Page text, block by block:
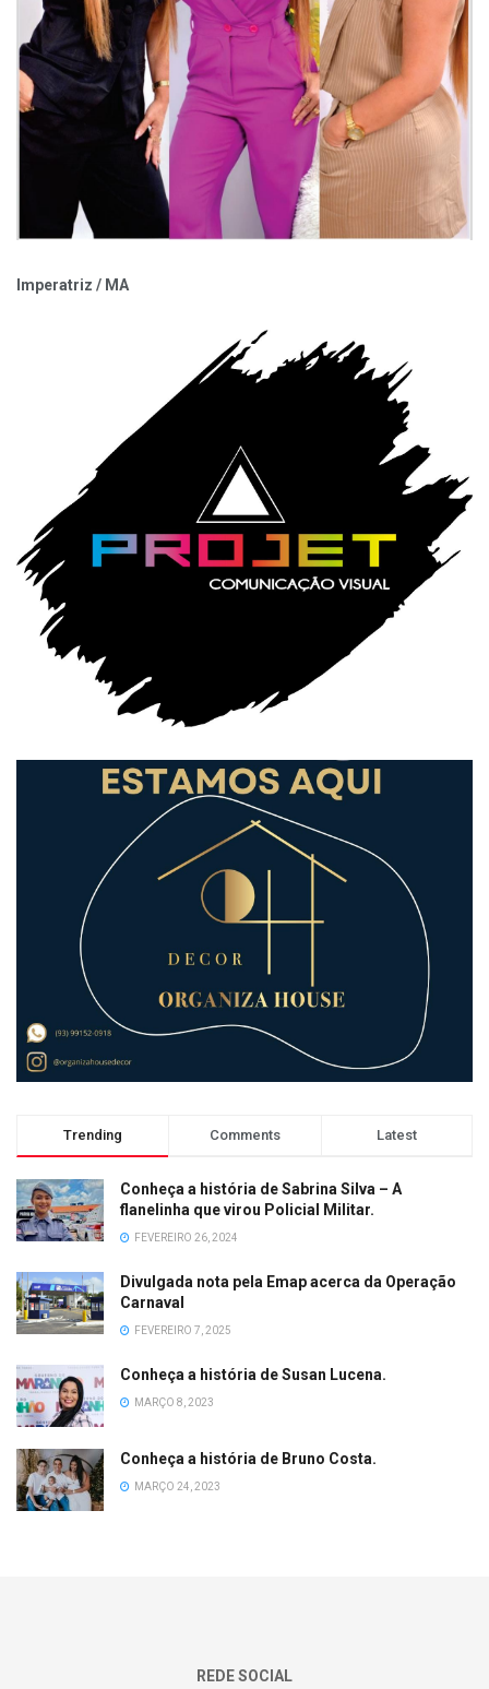
Imperatriz / MA
Trending Comments Latest
Conheça a história de Sabrina Silva – A
flanelinha que virou Policial Militar.
FEVEREIRO 26, 2024
Divulgada nota pela Emap acerca da Operação
Carnaval
FEVEREIRO 7, 2025
Conheça a história de Susan Lucena.
MARÇO 8, 2023
Conheça a história de Bruno Costa.
MARÇO 24, 2023
REDE SOCIAL